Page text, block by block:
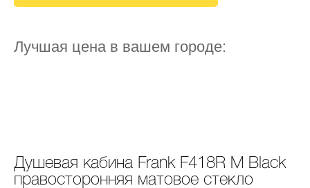
Лучшая цена в вашем городе:
Душевая кабина Frank F418R М Black
правосторонняя матовое стекло